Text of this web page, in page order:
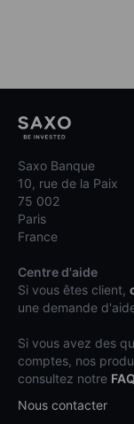
Saxo Banque
10, rue de la Paix
75 002
Paris
France
Centre d'aide
Si vous êtes client,
une demande
Si vous avez des
comptes, nos
consultez notre FAQ
Nous contacter